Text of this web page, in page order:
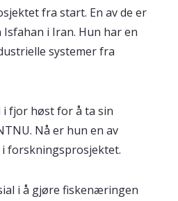
fra start. En av de er
Isfahan i Iran. Hun har en
systemer fra
i fjor høst for å ta sin
Nå er hun en av
forskningsprosjektet.
i å gjøre fiskenæringen